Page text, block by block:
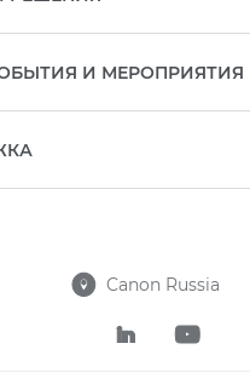
И МЕРОПРИЯТИЯ
 Canon Russia
 